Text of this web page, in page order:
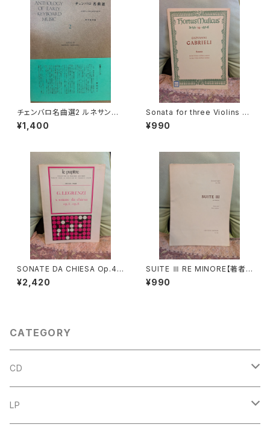
チェンバロ名曲選2 ルネサンス
からロココまで【編集：野村満
男】出版：東京コレギウム 199
¥1,400
Sonata for three Violins an
d Basso continuo【著者：GA
BRIELI】出版社：BÄRENREITE
¥990
SONATE DA CHIESA Op.4 -
Op.8【著者：G.LEGRENZI】出
版社：HEUGEL& Cie 1968年
¥2,420
SUITE Ⅲ RE MINORE【著者：
DIEUPART】出版社：EDITION
MOECK 1966年
¥990
CATEGORY
CD
古楽
LP